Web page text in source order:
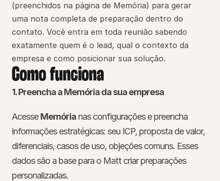
(preenchidos na página de Memória) para gerar
uma nota completa de preparação dentro do
contato. Você entra em toda reunião sabendo
exatamente quem é o lead, qual o contexto da
empresa e como posicionar sua solução.
Como funciona
1. Preencha a Memória da sua empresa
Acesse Memória nas configurações e preencha
informações estratégicas: seu ICP, proposta de valor,
diferenciais, casos de uso, objeções comuns. Esses
dados são a base para o Matt criar preparações
personalizadas.